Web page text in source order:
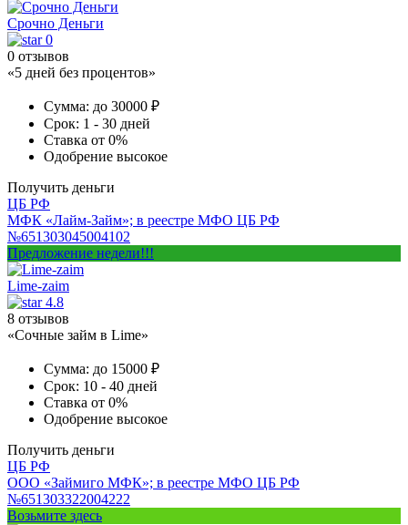
Срочно Деньги
0
0 отзывов
«5 дней без процентов»
Сумма: до 30000 ₽
Срок: 1 - 30 дней
Ставка от 0%
Одобрение высокое
Получить деньги
ЦБ РФ
МФК «Лайм-Займ»; в реестре МФО ЦБ РФ
№651303045004102
Предложение недели!!!
Lime-zaim
4.8
8 отзывов
«Сочные займ в Lime»
Сумма: до 15000 ₽
Срок: 10 - 40 дней
Ставка от 0%
Одобрение высокое
Получить деньги
ЦБ РФ
ООО «Займиго МФК»; в реестре МФО ЦБ РФ
№651303322004222
Возьмите здесь